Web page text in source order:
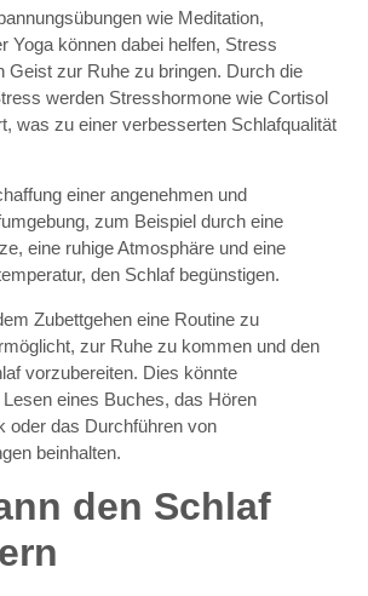
wie Meditation,
Yoga können dabei helfen, Stress
Geist zur Ruhe zu bringen. Durch die
werden Stresshormone wie Cortisol
was zu einer verbesserten Schlafqualität
einer angenehmen und
zum Beispiel durch eine
eine ruhige Atmosphäre und eine
den Schlaf begünstigen.
Zubettgehen eine Routine zu
zur Ruhe zu kommen und den
vorzubereiten. Dies könnte
eines Buches, das Hören
oder das Durchführen von
beinhalten.
den Schlaf